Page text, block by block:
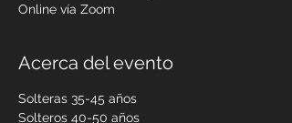
Online vía Zoom
Acerca del evento
Solteras 35-45 años
Solteros 40-50 años